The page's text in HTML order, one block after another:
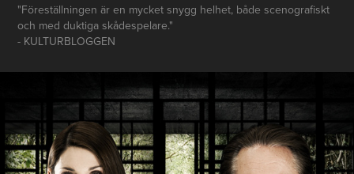
"Föreställningen är en mycket snygg helhet, både scenografiskt
och med duktiga skådespelare."
- KULTURBLOGGEN